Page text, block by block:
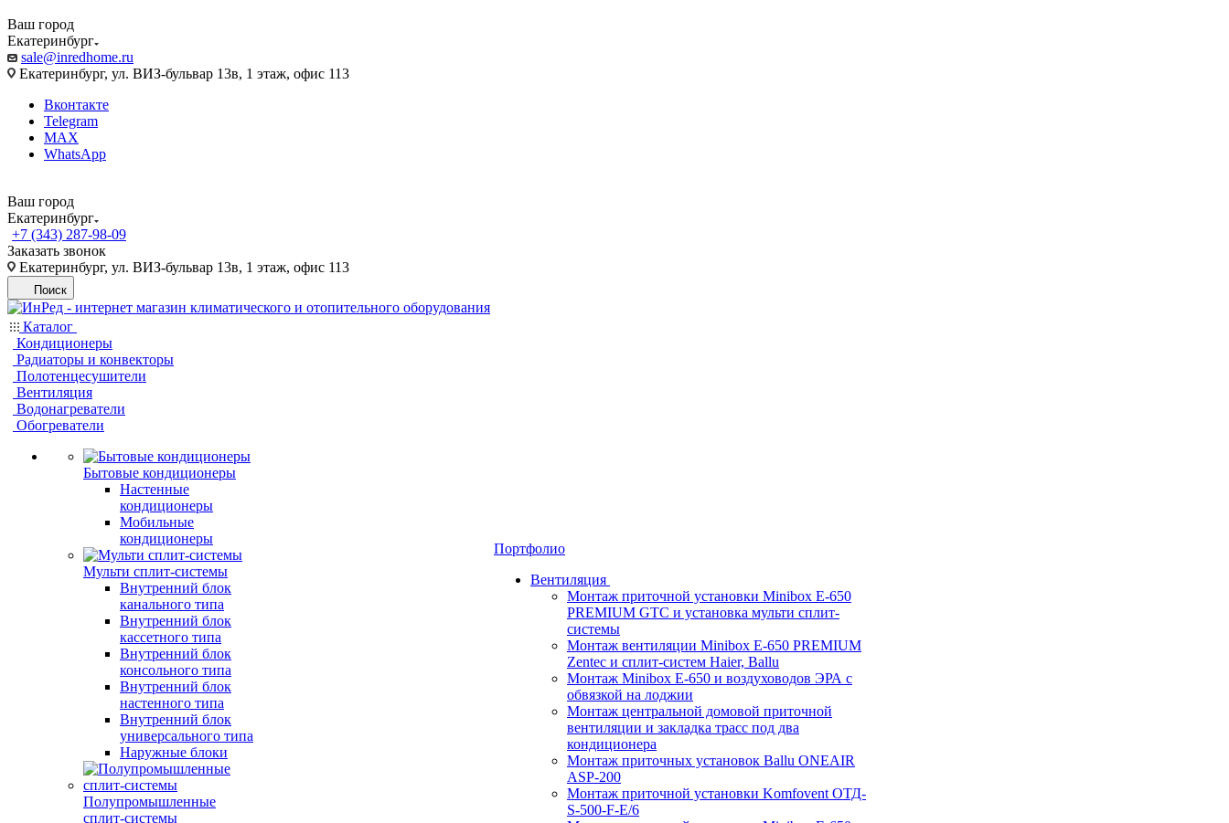
Ваш город
Екатеринбург
sale@inredhome.ru
Екатеринбург, ул. ВИЗ-бульвар 13в, 1 этаж, офис 113
Вконтакте
Telegram
MAX
WhatsApp
Ваш город
Екатеринбург
+7 (343) 287-98-09
Заказать звонок
Екатеринбург, ул. ВИЗ-бульвар 13в, 1 этаж, офис 113
Поиск
Каталог
Кондиционеры
Радиаторы и конвекторы
Полотенцесушители
Вентиляция
Водонагреватели
Обогреватели
Бытовые кондиционеры
Настенные
кондиционеры
Мобильные
кондиционеры
Мульти сплит-системы
Внутренний блок
канального типа
Внутренний блок
кассетного типа
Внутренний блок
консольного типа
Внутренний блок
настенного типа
Внутренний блок
универсального типа
Наружные блоки
Полупромышленные
сплит-системы
Портфолио
Вентиляция
Монтаж приточной установки Minibox E-650
PREMIUM GTC и установка мульти сплит-
системы
Монтаж вентиляции Minibox E-650 PREMIUM
Zentec и сплит-систем Haier, Ballu
Монтаж Minibox E-650 и воздуховодов ЭРА с
обвязкой на лоджии
Монтаж центральной домовой приточной
вентиляции и закладка трасс под два
кондиционера
Монтаж приточных установок Ballu ONEAIR
ASP-200
Монтаж приточной установки Komfovent ОТД-
S-500-F-E/6